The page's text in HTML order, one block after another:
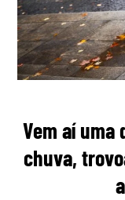
Vem aí
chuva,